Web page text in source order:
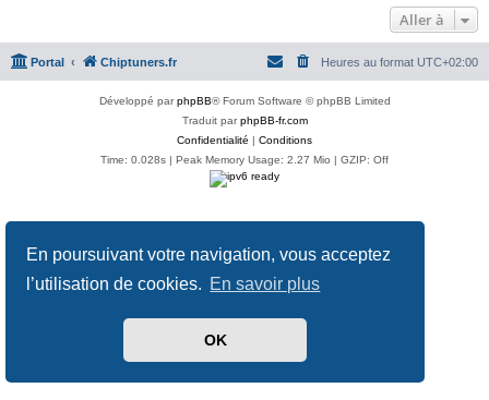
En poursuivant votre navigation, vous acceptez
l’utilisation de cookies. En savoir plus
OK
Aller à
Portal Chiptuners.fr Heures au format UTC+02:00
Développé parphpBB® Forum Software © phpBB Limited
Traduit parphpBB-fr.com
Confidentialité | Conditions
Time: 0.028s | Peak Memory Usage: 2.27 Mio | GZIP: Off